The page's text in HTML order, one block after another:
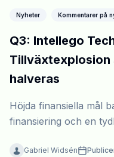
Nyheter Kommentarer på
Q3: Intellego
Tillväxtexplosion
halveras
Höjda finansiella mål
finansiering och en
Gabriel Widsén